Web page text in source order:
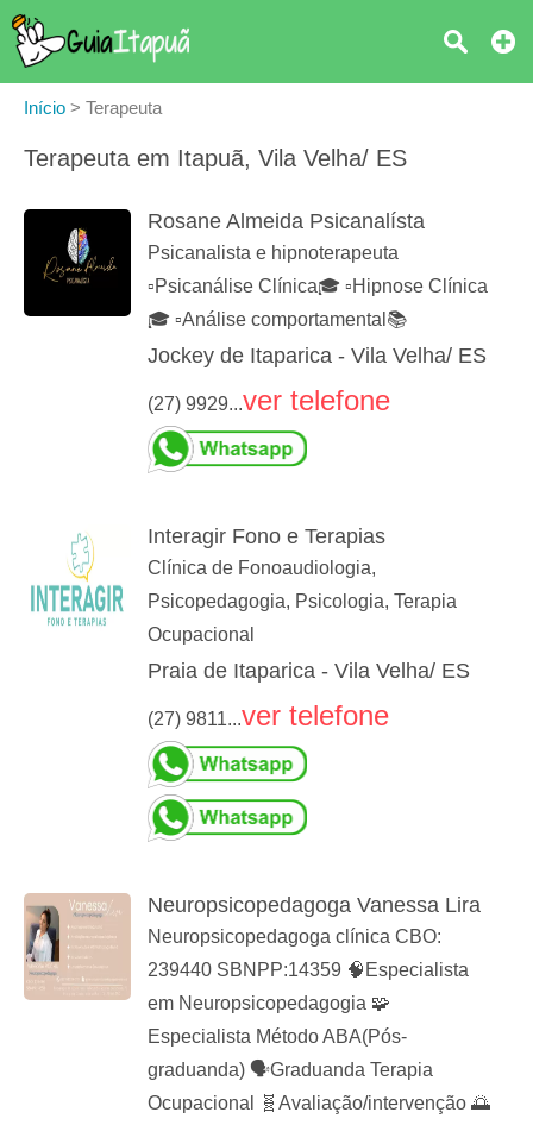
Início > Terapeuta
Terapeuta em Itapuã, Vila Velha/ ES
Rosane Almeida Psicanalísta
Psicanalista e hipnoterapeuta
▫️Psicanálise Clínica🎓 ▫️Hipnose Clínica
🎓 ▫️Análise comportamental📚
Jockey de Itaparica - Vila Velha/ ES
(27) 9929...ver telefone
Interagir Fono e Terapias
Clínica de Fonoaudiologia,
Psicopedagogia, Psicologia, Terapia
Ocupacional
Praia de Itaparica - Vila Velha/ ES
(27) 9811...ver telefone
Neuropsicopedagoga Vanessa Lira
Neuropsicopedagoga clínica CBO:
239440 SBNPP:14359 🧠Especialista
em Neuropsicopedagogia 🧩
Especialista Método ABA(Pós-
graduanda) 🗣️Graduanda Terapia
Ocupacional 🧬Avaliação/intervenção 🌅